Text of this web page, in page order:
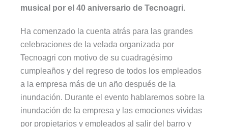
musical por el 40 aniversario de Tecnoagri.
Ha comenzado la cuenta atrás para las grandes
celebraciones de la velada organizada por
Tecnoagri con motivo de su cuadragésimo
cumpleaños y del regreso de todos los empleados
a la empresa más de un año después de la
inundación. Durante el evento hablaremos sobre la
inundación de la empresa y las emociones vividas
por propietarios y empleados al salir del barro y